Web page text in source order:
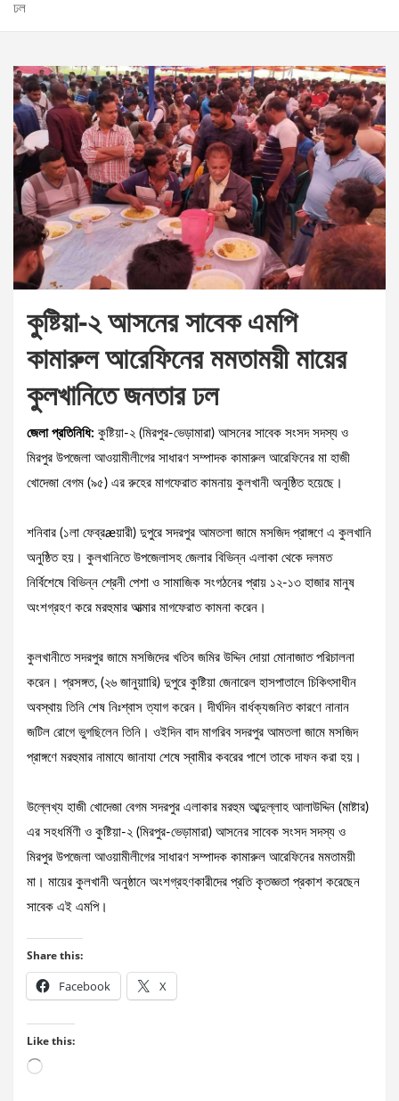
ঢল
কুষ্টিয়া-২ আসনের সাবেক এমপি
কামারুল আরেফিনের মমতাময়ী মায়ের
কুলখানিতে জনতার ঢল
জেলা প্রতিনিধি: কুষ্টিয়া-২ (মিরপুর-ভেড়ামারা) আসনের সাবেক সংসদ সদস্য ও
মিরপুর উপজেলা আওয়ামীলীগের সাধারণ সম্পাদক কামারুল আরেফিনের মা হাজী
খোদেজা বেগম (৯৫) এর রুহের মাগফেরাত কামনায় কুলখানী অনুষ্ঠিত হয়েছে।
শনিবার (১লা ফেব্রæয়ারী) দুপুরে সদরপুর আমতলা জামে মসজিদ প্রাঙ্গণে এ কুলখানি
অনুষ্ঠিত হয়। কুলখানিতে উপজেলাসহ জেলার বিভিন্ন এলাকা থেকে দলমত
নির্বিশেষে বিভিন্ন শ্রেনী পেশা ও সামাজিক সংগঠনের প্রায় ১২-১৩ হাজার মানুষ
অংশগ্রহণ করে মরহুমার আত্মার মাগফেরাত কামনা করেন।
কুলখানীতে সদরপুর জামে মসজিদের খতিব জমির উদ্দিন দোয়া মোনাজাত পরিচালনা
করেন। প্রসঙ্গত, (২৬ জানুয়াারি) দুপুরে কুষ্টিয়া জেনারেল হাসপাতালে চিকিৎসাধীন
অবস্থায় তিনি শেষ নিঃশ্বাস ত্যাগ করেন। দীর্ঘদিন বার্ধক্যজনিত কারণে নানান
জটিল রোগে ভুগছিলেন তিনি। ওইদিন বাদ মাগরিব সদরপুর আমতলা জামে মসজিদ
প্রাঙ্গণে মরহুমার নামাযে জানাযা শেষে স্বামীর কবরের পাশে তাকে দাফন করা হয়।
উল্লেখ্য হাজী খোদেজা বেগম সদরপুর এলাকার মরহুম আব্দুল্লাহ আলাউদ্দিন (মাষ্টার)
এর সহধর্মিণী ও কুষ্টিয়া-২ (মিরপুর-ভেড়ামারা) আসনের সাবেক সংসদ সদস্য ও
মিরপুর উপজেলা আওয়ামীলীগের সাধারণ সম্পাদক কামারুল আরেফিনের মমতাময়ী
মা। মায়ের কুলখানী অনুষ্ঠানে অংশগ্রহণকারীদের প্রতি কৃতজ্ঞতা প্রকাশ করেছেন
সাবেক এই এমপি।
Share this:
Facebook X
Like this:
Loading…